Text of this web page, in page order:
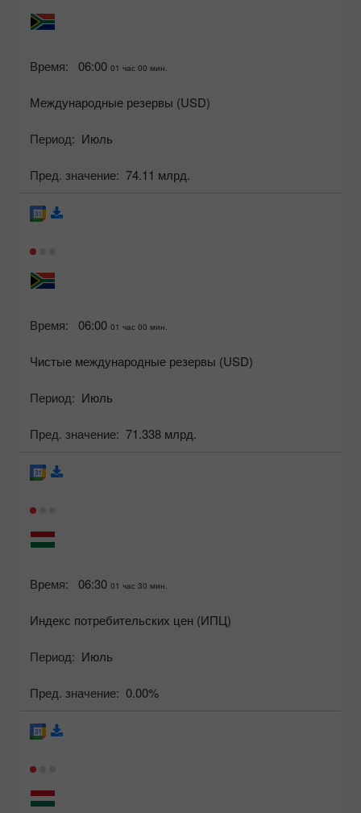
Время: 06:00 01 час 00 мин.
Международные резервы (USD)
Период: Июль
Пред. значение: 74.11 млрд.
Время: 06:00 01 час 00 мин.
Чистые международные резервы (USD)
Период: Июль
Пред. значение: 71.338 млрд.
Время: 06:30 01 час 30 мин.
Индекс потребительских цен (ИПЦ)
Период: Июль
Пред. значение: 0.00%